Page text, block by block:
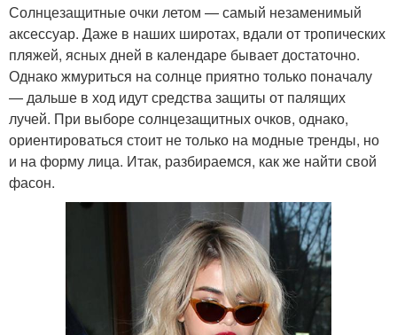
Солнцезащитные очки летом — самый незаменимый
аксессуар. Даже в наших широтах, вдали от тропических
пляжей, ясных дней в календаре бывает достаточно.
Однако жмуриться на солнце приятно только поначалу
— дальше в ход идут средства защиты от палящих
лучей. При выборе солнцезащитных очков, однако,
ориентироваться стоит не только на модные тренды, но
и на форму лица. Итак, разбираемся, как же найти свой
фасон.